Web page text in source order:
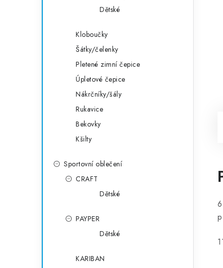
Dětské
Kloboučky
Šátky/čelenky
Pletené zimní čepice
Úpletové čepice
Nákrčníky/šály
Rukavice
Bekovky
Kšilty
Sportovní oblečení
CRAFT
Dětské
PAYPER
Dětské
KARIBAN